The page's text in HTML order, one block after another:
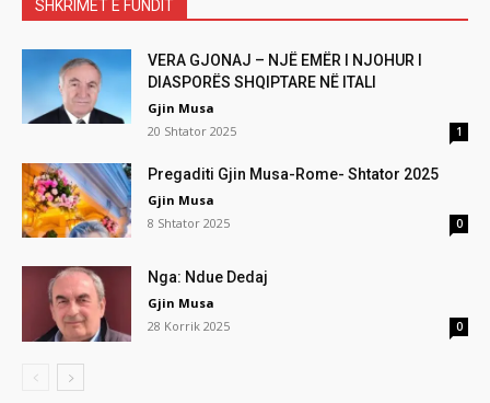
SHKRIMET E FUNDIT
VERA GJONAJ – NJË EMËR I NJOHUR I
DIASPORËS SHQIPTARE NË ITALI
Gjin Musa
20 Shtator 2025
1
Pregaditi Gjin Musa-Rome- Shtator 2025
Gjin Musa
8 Shtator 2025
0
Nga: Ndue Dedaj
Gjin Musa
28 Korrik 2025
0